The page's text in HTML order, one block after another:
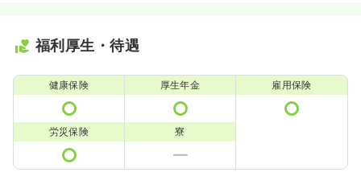
福利厚生・待遇
健康保険 厚生年金 雇用保険
労災保険 寮